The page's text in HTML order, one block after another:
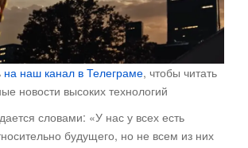
на наш канал в Телеграме, чтобы читать
новости высоких технологий
словами: «У нас у всех есть
будущего, но не всем из них